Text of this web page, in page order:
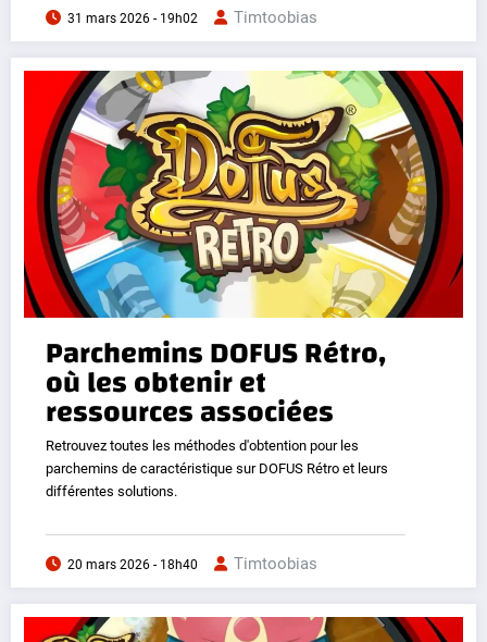
31 mars 2026 - 19h02 Timtoobias
Parchemins DOFUS Rétro,
où les obtenir et
ressources associées
Retrouvez toutes les méthodes d'obtention pour les
parchemins de caractéristique sur DOFUS Rétro et leurs
différentes solutions.
20 mars 2026 - 18h40 Timtoobias